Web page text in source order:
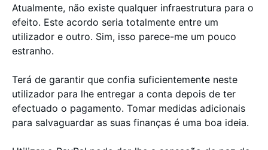
Atualmente, não existe qualquer infraestrutura para o
efeito. Este acordo seria totalmente entre um
utilizador e outro. Sim, isso parece-me um pouco
estranho.
Terá de garantir que confia suficientemente neste
utilizador para lhe entregar a conta depois de ter
efectuado o pagamento. Tomar medidas adicionais
para salvaguardar as suas finanças é uma boa ideia.